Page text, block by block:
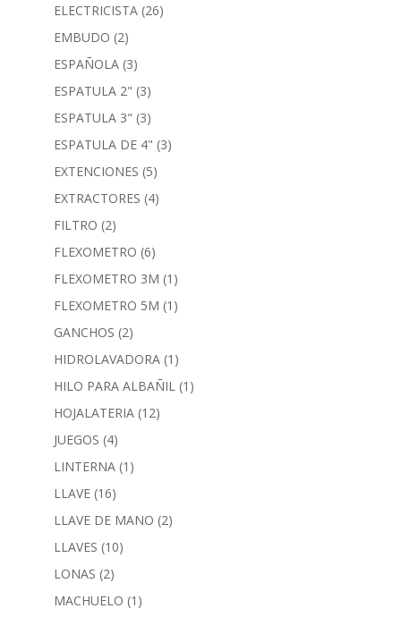
ELECTRICISTA (26)
EMBUDO (2)
ESPAÑOLA (3)
ESPATULA 2" (3)
ESPATULA 3" (3)
ESPATULA DE 4" (3)
EXTENCIONES (5)
EXTRACTORES (4)
FILTRO (2)
FLEXOMETRO (6)
FLEXOMETRO 3M (1)
FLEXOMETRO 5M (1)
GANCHOS (2)
HIDROLAVADORA (1)
HILO PARA ALBAÑIL (1)
HOJALATERIA (12)
JUEGOS (4)
LINTERNA (1)
LLAVE (16)
LLAVE DE MANO (2)
LLAVES (10)
LONAS (2)
MACHUELO (1)